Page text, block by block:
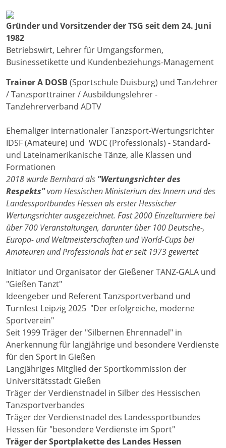
Gründer und Vorsitzender der TSG seit dem 24. Juni
1982
Betriebswirt, Lehrer für Umgangsformen,
Businessetikette und Kundenbeziehungs-Management
Trainer A DOSB (Sportschule Duisburg) und Tanzlehrer
/ Tanzsporttrainer / Ausbildungslehrer -
Tanzlehrerverband ADTV
Ehemaliger internationaler Tanzsport-Wertungsrichter
IDSF (Amateure) und WDC (Professionals) - Standard-
und Lateinamerikanische Tänze, alle Klassen und
Formationen
2018 wurde Bernhard als "Wertungsrichter des
Respekts"vom Hessischen Ministerium des Innern und des
Landessportbundes Hessen als erster Hessischer
Wertungsrichter ausgezeichnet. Fast 2000 Einzelturniere bei
über 700 Veranstaltungen, darunter über 100 Deutsche-,
Europa- und Weltmeisterschaften und World-Cups bei
Amateuren und Professionals hat er seit 1973 gewertet
Initiator und Organisator der Gießener TANZ-GALA und
"Gießen Tanzt"
Ideengeber und Referent Tanzsportverband und
Turnfest Leipzig 2025 "Der erfolgreiche, moderne
Sportverein"
Seit 1999 Träger der "Silbernen Ehrennadel" in
Anerkennung für langjährige und besondere Verdienste
für den Sport in Gießen
Langjähriges Mitglied der Sportkommission der
Universitätsstadt Gießen
Träger der Verdienstnadel in Silber des Hessischen
Tanzsportverbandes
Träger der Verdienstnadel des Landessportbundes
Hessen für "besondere Verdienste im Sport"
Träger der Sportplakette des Landes Hessen